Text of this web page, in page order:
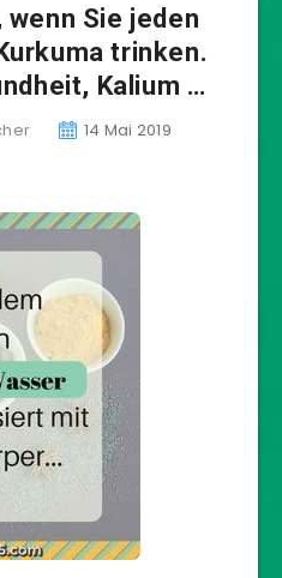
Sie jeden
trinken.
Kalium …
14 Mai 2019